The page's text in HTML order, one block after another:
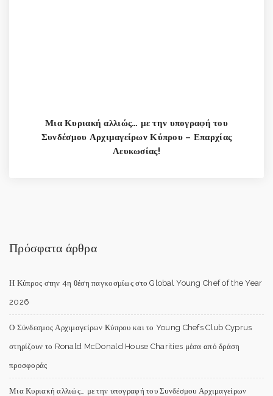
Μια Κυριακή αλλιώς… με την υπογραφή του
Συνδέσμου Αρχιμαγείρων Κύπρου – Επαρχίας
Λευκωσίας!
Πρόσφατα άρθρα
Η Κύπρος στην 4η θέση παγκοσμίως στο Global Young Chef of the Year
2026
Ο Σύνδεσμος Αρχιμαγείρων Κύπρου και το Young Chefs Club Cyprus
στηρίζουν το Ronald McDonald House Charities μέσα από δράση
προσφοράς
Μια Κυριακή αλλιώς… με την υπογραφή του Συνδέσμου Αρχιμαγείρων